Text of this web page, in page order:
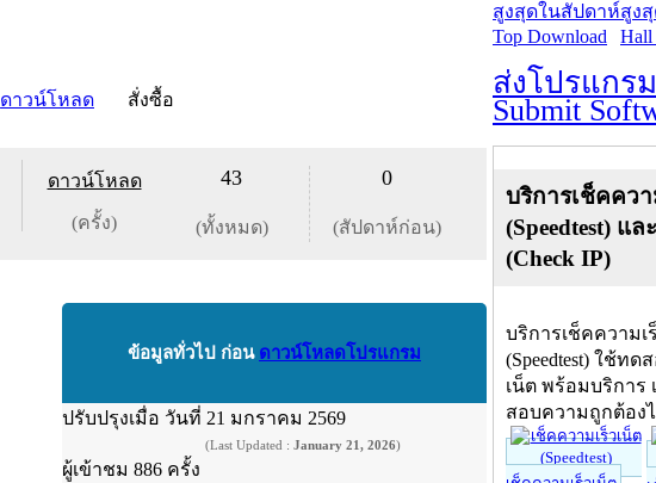
ดาวน์โหลด สั่งซื้อ
ดาวน์โหลด
(ครั้ง)
43
(ทั้งหมด)
0
(สัปดาห์ก่อน)
ข้อมูลทั่วไป ก่อน ดาวน์โหลดโปรแกรม
ปรับปรุงเมื่อ วันที่ 21 มกราคม 2569
(Last Updated : January 21, 2026)
ผู้เข้าชม 886 ครั้ง
สูงสุดในสัปดาห์
Top Download
สูง
Hall
ส่งโปรแกรม
Submit
บริการเช็คควา
(Speedtest) แ
(Check IP)
บริการเช็คความเ
(Speedtest) ใช้ทด
เน็ต พร้อมบริการ
สอบความถูกต้อ